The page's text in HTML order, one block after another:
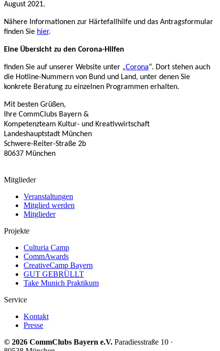
August 2021.
Nähere Informationen zur Härtefallhilfe und das Antragsformular
finden Sie hier.
Eine Übersicht zu den Corona-Hilfen
finden Sie auf unserer Website unter „Corona“. Dort stehen auch
die Hotline-Nummern von Bund und Land, unter denen Sie
konkrete Beratung zu einzelnen Programmen erhalten.
Mit besten Grüßen,
Ihre CommClubs Bayern &
Kompetenzteam Kultur- und Kreativwirtschaft
Landeshauptstadt München
Schwere-Reiter-Straße 2b
80637 München
Mitglieder
Veranstaltungen
Mitglied werden
Mitglieder
Projekte
Culturia Camp
CommAwards
CreativeCamp Bayern
GUT GEBRÜLLT
Take Munich Praktikum
Service
Kontakt
Presse
© 2026 CommClubs Bayern e.V. Paradiesstraße 10 ·